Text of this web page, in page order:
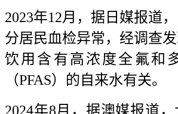
2023年12月，据日媒报道
分居民血检异常，经调查
饮用含有高浓度全氟和
（PFAS）的自来水有关。
2024年8月，据澳媒报道